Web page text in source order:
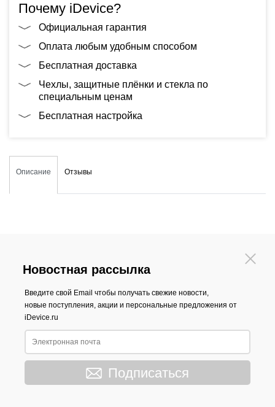
Почему iDevice?
Официальная гарантия
Оплата любым удобным способом
Бесплатная доставка
Чехлы, защитные плёнки и стекла по
специальным ценам
Бесплатная настройка
Описание Отзывы
Новостная рассылка
Введите свой Email чтобы получать свежие новости,
новые поступления, акции и персональные предложения от
iDevice.ru
Подписаться